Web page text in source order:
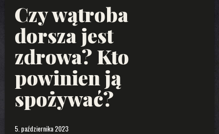
Czy wątroba
dorsza jest
zdrowa? Kto
powinien ją
spożywać?
5. października 2023